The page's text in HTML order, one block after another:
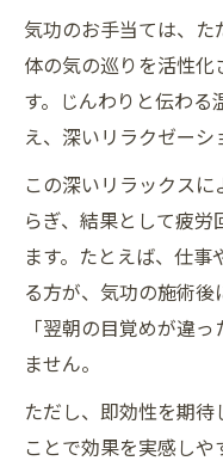
気功のお手当ては、
体の気の巡りを活性
す。じんわりと伝わ
え、深いリラクゼーシ
この深いリラックス
らぎ、結果として疲労
ます。たとえば、仕
る方が、気功の施術後
「翌朝の目覚めが違
ません。
ただし、即効性を期
ことで効果を実感し